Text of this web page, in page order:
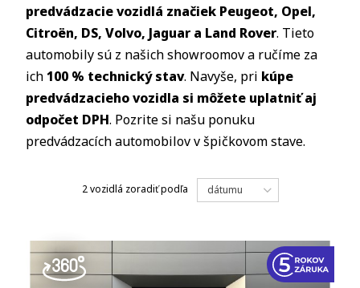
predvádzacie vozidlá značiek Peugeot, Opel,
Citroën, DS, Volvo, Jaguar a Land Rover. Tieto
automobily sú z našich showroomov a ručíme za
ich100 % technický stav. Navyše, pri kúpe
predvádzacieho vozidla si môžete uplatniť aj
odpočet DPH. Pozrite si našu ponuku
predvádzacích automobilov v špičkovom stave.
2 vozidlá zoradiť podľa dátumu